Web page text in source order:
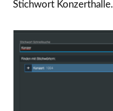
Stichwort Konzerthalle.